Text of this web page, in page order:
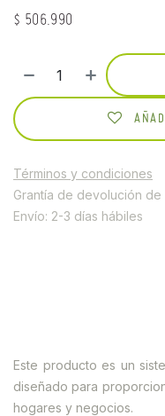
$ 506.990
Términos y condiciones
Grantía de devolución de
Envío: 2-3 días hábiles
Este producto es un
diseñado para
hogares y negocios.